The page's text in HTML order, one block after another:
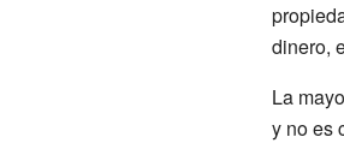
dinero,
La
y no es